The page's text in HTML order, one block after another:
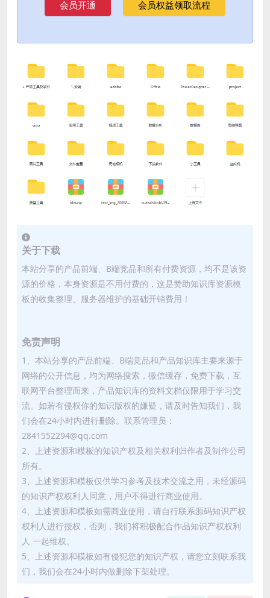
会员开通 会员权益领取流程
关于下载
本站分享的产品前端、B端竞品和所有付费资源，均不是该资
源的价格，本身资源是不用付费的，这是赞助知识库资源模
板的收集整理、服务器维护的基础开销费用！
免责声明
1、本站分享的产品前端、B端竞品和产品知识库主要来源于
网络的公开信息，均为网络搜索，微信缓存，免费下载，互
联网平台整理而来，产品知识库的资料文档仅限用于学习交
流。如若有侵权你的知识版权的嫌疑，请及时告知我们，我
们会在24小时内进行删除。联系管理员：
2841552294@qq.com
2、上述资源和模板的知识产权及相关权利归作者及制作公司
所有。
3、上述资源和模板仅供学习参考及技术交流之用，未经源码
的知识产权权利人同意，用户不得进行商业使用。
4、上述资源和模板如需商业使用，请自行联系源码知识产权
权利人进行授权，否则，我们将积极配合作品知识产权权利
人 一起维权。
5、上述资源和模板如有侵犯您的知识产权，请您立刻联系我
们，我们会在24小时内做删除下架处理。